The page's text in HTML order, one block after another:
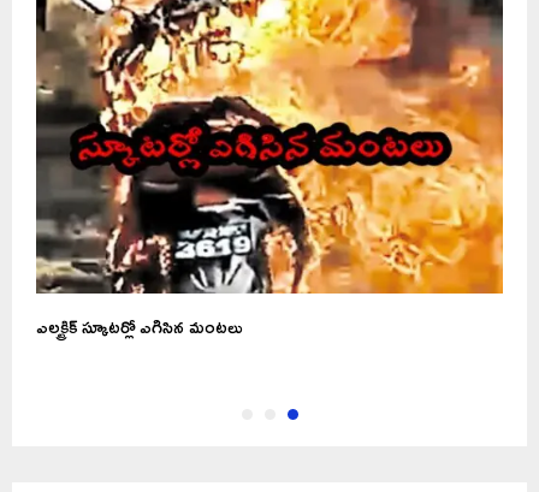
ఎలక్ట్రిక్ స్కూటర్లో ఎగిసిన మంటలు